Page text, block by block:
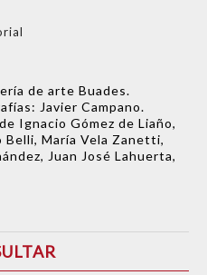
de arte Buades.
Javier Campano.
Ignacio Gómez de Liaño,
Belli, María Vela Zanetti,
Juan José Lahuerta,